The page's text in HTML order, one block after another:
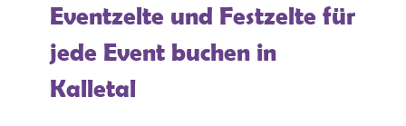
Eventzelte und Festzelte für
jede Event buchen in
Kalletal